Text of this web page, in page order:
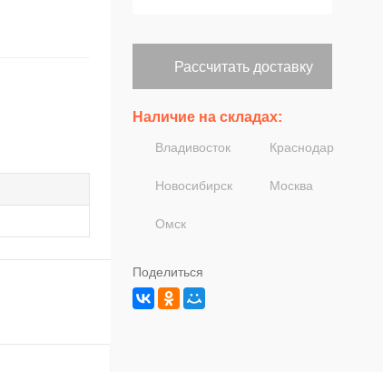
Рассчитать доставку
Наличие на складах:
Владивосток Краснодар
Новосибирск Москва
Омск
Поделиться